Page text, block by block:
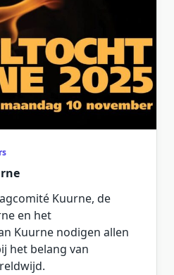
Kuurne, de
en het
Kuurne nodigen allen
het belang van